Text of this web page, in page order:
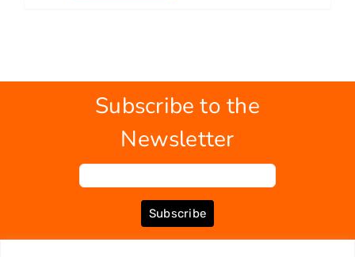
Subscribe to the
Newsletter
Subscribe